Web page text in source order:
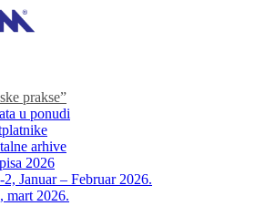
prakse”
u ponudi
arhive
2026
Januar – Februar 2026.
mart 2026.